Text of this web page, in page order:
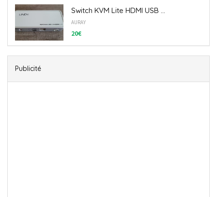
Switch KVM Lite HDMI USB ...
AURAY
20€
Publicité